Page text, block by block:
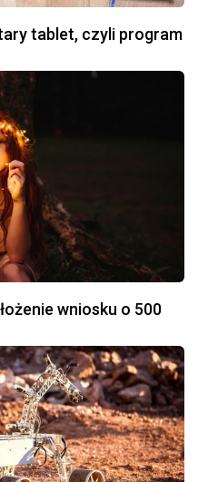
tablet, czyli program
wniosku o 500